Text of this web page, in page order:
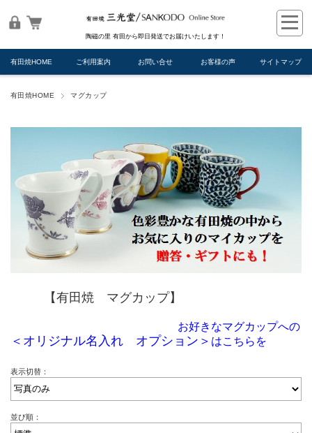
陶磁の里 有田から即日発送でお届けいたします！
有田焼HOME ご利用案内 お問い合せ お客様の声 サイトマップ
有田焼HOME マグカップ
【有田焼 マグカップ】
お好きなマグカップへの
＜オリジナル名入れ オプション＞ はこちらを
表示切替：
並び順：